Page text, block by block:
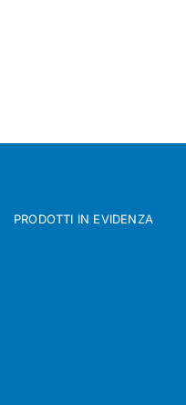
PRODOTTI IN EVIDENZA